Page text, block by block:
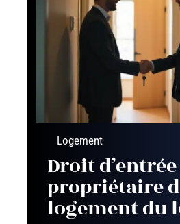
Logement
Droit
propriétaire
logement du